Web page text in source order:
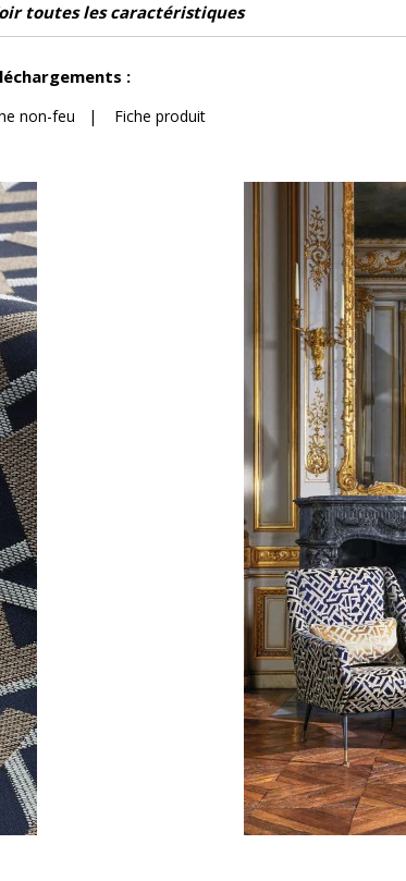
Martindale
martindale
Siège à usage intensif :
g/m²
feu
d'origine
Horizontal
Vertical
toutes les caractéristiques
:
non-feu | Fiche produit